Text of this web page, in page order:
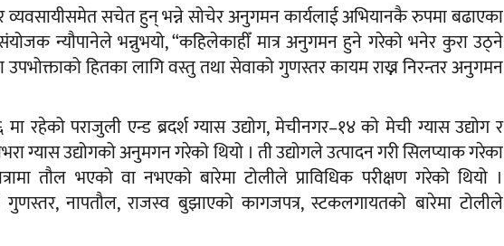
व्यवसायीसमेत सचेत हुन् भन्ने सोचेर अनुगमन कार्यलाई अभियानकै रुपमा बढाएका
न्यौपानेले भन्नुभयो, “कहिलेकाहीँ मात्र अनुगमन हुने गरेको भनेर कुरा उठ्ने
उपभोक्ताको हितका लागि वस्तु तथा सेवाको गुणस्तर कायम राख्न निरन्तर अनुगमन
रहेको पराजुली एन्ड ब्रदर्श ग्यास उद्योग, मेचीनगर–१४ को मेची ग्यास उद्योग र
ग्यास उद्योगको अनुमगन गरेको थियो । ती उद्योगले उत्पादन गरी सिलप्याक गरेका
तौल भएको वा नभएको बारेमा टोलीले प्राविधिक परीक्षण गरेको थियो ।
गुणस्तर, नापतौल, राजस्व बुझाएको कागजपत्र, स्टकलगायतको बारेमा टोलीले